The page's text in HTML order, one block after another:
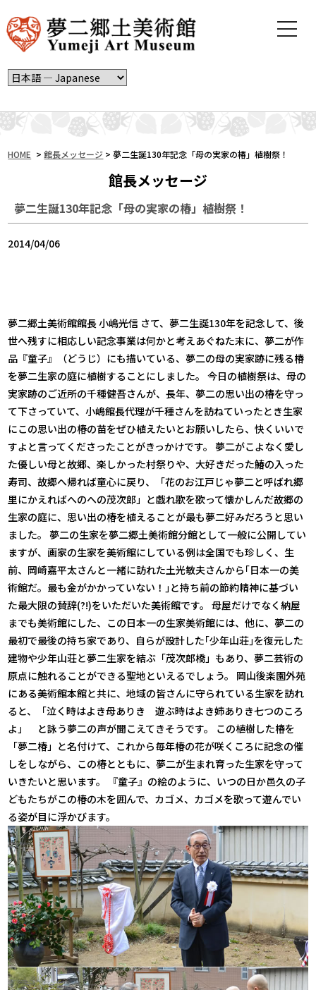
t
n
o
HOME >館長メッセージ > 夢二生誕130年記念「母の実家の椿」植樹祭！
館長メッセージ
夢二生誕130年記念「母の実家の椿」植樹祭！
2014/04/06
夢二郷土美術館館長 小嶋光信 さて、夢二生誕130年を記念して、後
世へ残すに相応しい記念事業は何かと考えあぐねた末に、夢二が作
品『童子』（どうじ）にも描いている、夢二の母の実家跡に残る椿
を夢二生家の庭に植樹することにしました。 今日の植樹祭は、母の
実家跡のご近所の千種健吾さんが、長年、夢二の思い出の椿を守っ
て下さっていて、小嶋館長代理が千種さんを訪ねていったとき生家
にこの思い出の椿の苗をぜひ植えたいとお願いしたら、快くいいで
すよと言ってくださったことがきっかけです。 夢二がこよなく愛し
た優しい母と故郷、楽しかった村祭りや、大好きだった鰆の入った
寿司、故郷へ帰れば童心に戻り、「花のお江戸じゃ夢二と呼ばれ郷
里にかえればへのへの茂次郎」と戯れ歌を歌って懐かしんだ故郷の
生家の庭に、思い出の椿を植えることが最も夢二好みだろうと思い
ました。 夢二の生家を夢二郷土美術館分館として一般に公開してい
ますが、画家の生家を美術館にしている例は全国でも珍しく、生
前、岡崎嘉平太さんと一緒に訪れた土光敏夫さんから｢日本一の美
術館だ。最も金がかかっていない！｣と持ち前の節約精神に基づい
た最大限の賛辞(?!)をいただいた美術館です。 母屋だけでなく納屋
までも美術館にした、この日本一の生家美術館には、他に、夢二の
最初で最後の持ち家であり、自らが設計した｢少年山荘｣を復元した
建物や少年山荘と夢二生家を結ぶ「茂次郎橋」もあり、夢二芸術の
原点に触れることができる聖地といえるでしょう。 岡山後楽園外苑
にある美術館本館と共に、地域の皆さんに守られている生家を訪れ
ると、「泣く時はよき母ありき 遊ぶ時はよき姉ありき七つのころ
よ」 と詠う夢二の声が聞こえてきそうです。 この植樹した椿を
「夢二椿」と名付けて、これから毎年椿の花が咲くころに記念の催
しをしながら、この椿とともに、夢二が生まれ育った生家を守って
いきたいと思います。 『童子』の絵のように、いつの日か邑久の子
どもたちがこの椿の木を囲んで、カゴメ、カゴメを歌って遊んでい
る姿が目に浮かびます。